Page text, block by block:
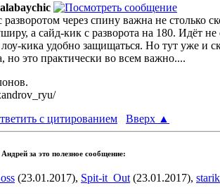
alabaychic
через спину важна не столько
а сайд-кик с разворота на 180. Идёт
кика удобно защищаться. Но тут уже и
это практически во всем важно....
с цитированием
Вверх ▲
за это полезное сообщение:
(23.01.2017), Spit-it_Out (23.01.2017),